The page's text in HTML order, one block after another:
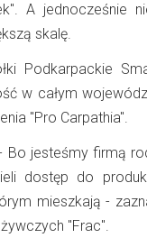
A jednocześnie
skalę.
Podkarpackie
w całym
"Pro Carpathia".
jesteśmy firmą
dostęp do
mieszkają -
"Frac".